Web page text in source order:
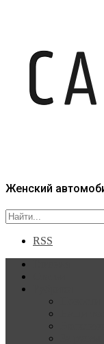
Женский
RSS